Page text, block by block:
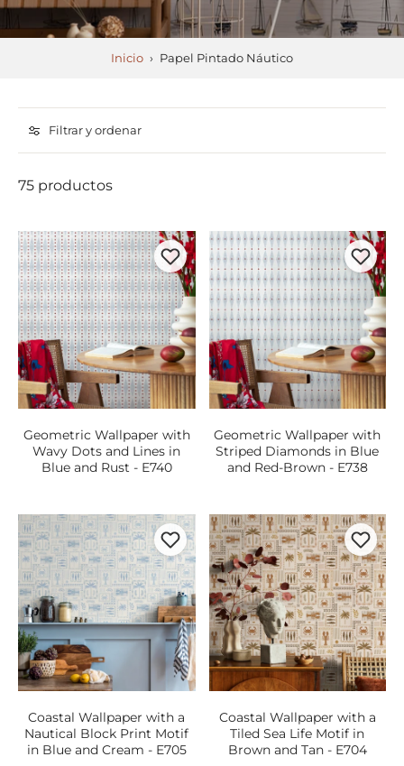
Inicio › Papel Pintado Náutico
Filtrar y ordenar
75 productos
Geometric Wallpaper with
Wavy Dots and Lines in
Blue and Rust - E740
Geometric Wallpaper with
Striped Diamonds in Blue
and Red-Brown - E738
Coastal Wallpaper with a
Nautical Block Print Motif
in Blue and Cream - E705
Coastal Wallpaper with a
Tiled Sea Life Motif in
Brown and Tan - E704